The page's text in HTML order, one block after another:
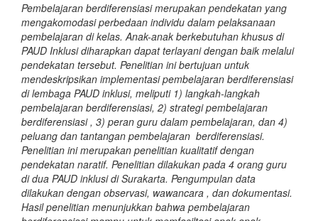
Pembelajaran berdiferensiasi merupakan pendekatan yang
mengakomodasi perbedaan individu dalam pelaksanaan
pembelajaran di kelas. Anak-anak berkebutuhan khusus di
PAUD Inklusi diharapkan dapat terlayani dengan baik melalui
pendekatan tersebut. Penelitian ini bertujuan untuk
mendeskripsikan implementasi pembelajaran berdiferensiasi
di lembaga PAUD inklusi, meliputi 1) langkah-langkah
pembelajaran berdiferensiasi, 2) strategi pembelajaran
berdiferensiasi , 3) peran guru dalam pembelajaran, dan 4)
peluang dan tantangan pembelajaran berdiferensiasi.
Penelitian ini merupakan penelitian kualitatif dengan
pendekatan naratif. Penelitian dilakukan pada 4 orang guru
di dua PAUD inklusi di Surakarta. Pengumpulan data
dilakukan dengan observasi, wawancara , dan dokumentasi.
Hasil penelitian menunjukkan bahwa pembelajaran